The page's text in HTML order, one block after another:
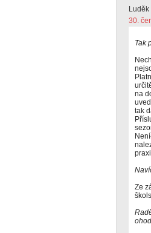
30.
Tak
na
tak
Ze